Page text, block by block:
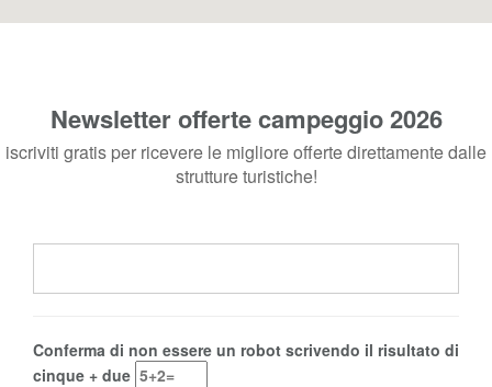
Newsletter offerte campeggio 2026
iscriviti gratis per ricevere le migliore offerte direttamente dalle
strutture turistiche!
Conferma di non essere un robot scrivendo il risultato di
cinque + due